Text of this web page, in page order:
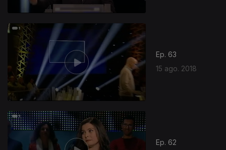
Ep. 63
15 ago. 2018
Ep. 62